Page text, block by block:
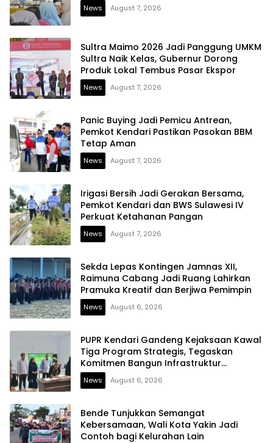
News August 7, 2026
Sultra Maimo 2026 Jadi Panggung UMKM
Sultra Naik Kelas, Gubernur Dorong
Produk Lokal Tembus Pasar Ekspor
News August 7, 2026
Panic Buying Jadi Pemicu Antrean,
Pemkot Kendari Pastikan Pasokan BBM
Tetap Aman
News August 7, 2026
Irigasi Bersih Jadi Gerakan Bersama,
Pemkot Kendari dan BWS Sulawesi IV
Perkuat Ketahanan Pangan
News August 7, 2026
Sekda Lepas Kontingen Jamnas XII,
Raimuna Cabang Jadi Ruang Lahirkan
Pramuka Kreatif dan Berjiwa Pemimpin
News August 6, 2026
PUPR Kendari Gandeng Kejaksaan Kawal
Tiga Program Strategis, Tegaskan
Komitmen Bangun Infrastruktur
Berintegritas
News August 6, 2026
Bende Tunjukkan Semangat
Kebersamaan, Wali Kota Yakin Jadi
Contoh bagi Kelurahan Lain